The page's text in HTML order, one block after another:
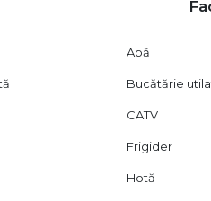
Apă
Bucătărie
CATV
Frigider
Hotă